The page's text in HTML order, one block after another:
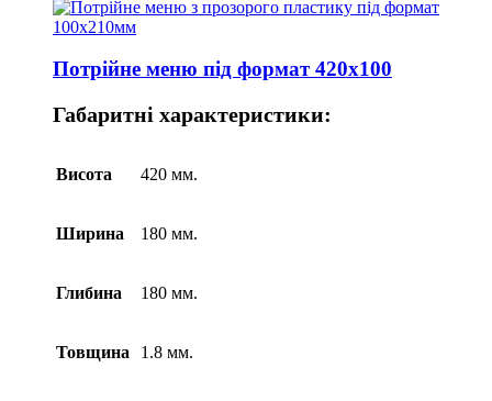
Потрійне меню під формат 420х100
Габаритні характеристики:
Висота 420 мм.
Ширина 180 мм.
Глибина 180 мм.
Товщина 1.8 мм.